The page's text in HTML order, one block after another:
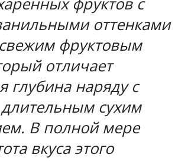
оттенками
фруктовым
отличает
глубина наряду с
сухим
В полной мере
вкуса этого